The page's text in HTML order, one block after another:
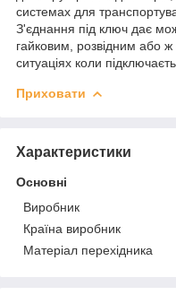
системах для
З'єднання під ключ дає
гайковим, розвідним або
ситуаціях коли
Приховати
Характеристики
Основні
Виробник
Країна виробник
Матеріал перехідника